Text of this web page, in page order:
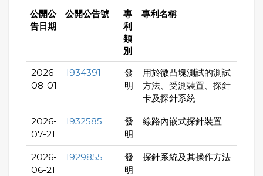
公開公
告日期
公開公告號
專
利
類
別
專利名稱
2026-
08-01
I934391
發
明
用於微凸塊測試的測試
方法、受測裝置、探針
卡及探針系統
2026-
07-21
I932585
發
明
線路內嵌式探針裝置
2026-
06-21
I929855
發
明
探針系統及其操作方法